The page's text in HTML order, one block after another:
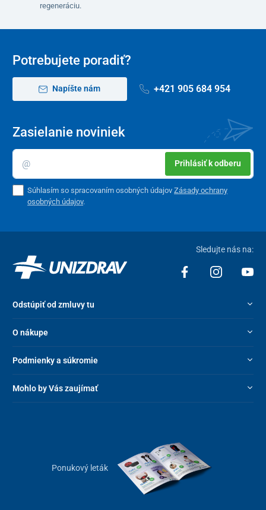
regeneráciu.
Potrebujete poradiť?
Napíšte nám +421 905 684 954
Zasielanie noviniek
Prihlásiť k odberu
Súhlasím so spracovaním osobných údajovZásady ochrany
osobných údajov.
Sledujte nás na:
Odstúpiť od zmluvy tu
O nákupe
Podmienky a súkromie
Mohlo by Vás zaujímať
Ponukový leták